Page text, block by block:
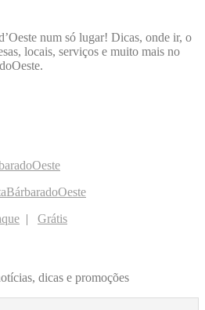
num só lugar! Dicas, onde ir, o
locais, serviços e muito mais no
| Grátis
dicas e promoções